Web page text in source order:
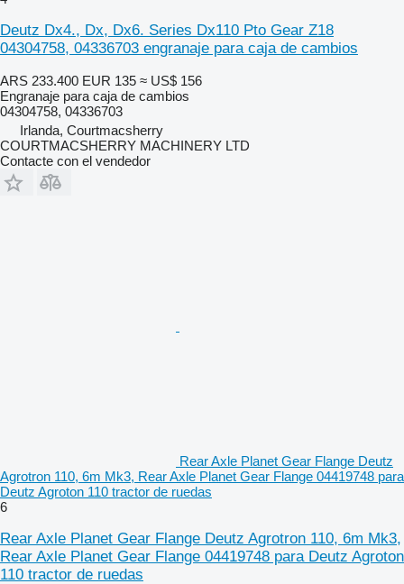
Deutz Dx4., Dx, Dx6. Series Dx110 Pto Gear Z18
04304758, 04336703 engranaje para caja de cambios
ARS 233.400 EUR 135 ≈ US$ 156
Engranaje para caja de cambios
04304758, 04336703
Irlanda, Courtmacsherry
COURTMACSHERRY MACHINERY LTD
Contacte con el vendedor
Rear Axle Planet Gear Flange Deutz
Agrotron 110, 6m Mk3, Rear Axle Planet Gear Flange 04419748 para
Deutz Agroton 110 tractor de ruedas
6
Rear Axle Planet Gear Flange Deutz Agrotron 110, 6m Mk3,
Rear Axle Planet Gear Flange 04419748 para Deutz Agroton
110 tractor de ruedas